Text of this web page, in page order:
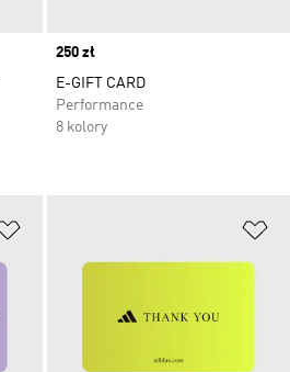
Price
250 zł
E-GIFT CARD
Performance
8 kolory